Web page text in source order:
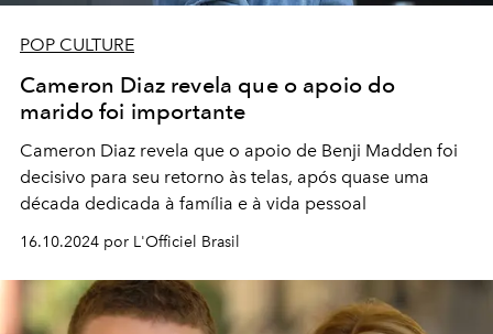
POP CULTURE
Cameron Diaz revela que o apoio do
marido foi importante
Cameron Diaz revela que o apoio de Benji Madden foi
decisivo para seu retorno às telas, após quase uma
década dedicada à família e à vida pessoal
16.10.2024 por L'Officiel Brasil